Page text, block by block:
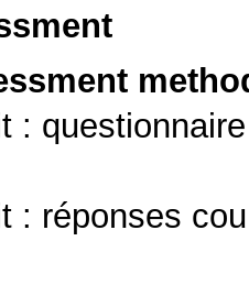
:
: réponses